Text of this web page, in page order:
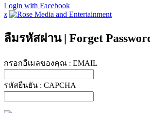
Login with Facebook
x
ลืมรหัสผ่าน | Forget
กรอกอีเมลของคุณ : EMAIL
รหัสยืนยัน : CAPCHA